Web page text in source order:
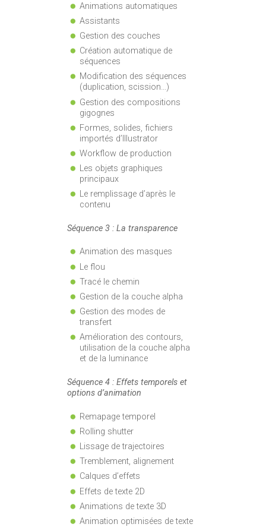
Animations automatiques
Assistants
Gestion des couches
Création automatique de
séquences
Modification des séquences
(duplication, scission…)
Gestion des compositions
gigognes
Formes, solides, fichiers
importés d’Illustrator
Workflow de production
Les objets graphiques
principaux
Le remplissage d’après le
contenu
Séquence 3 : La transparence
Animation des masques
Le flou
Tracé le chemin
Gestion de la couche alpha
Gestion des modes de
transfert
Amélioration des contours,
utilisation de la couche alpha
et de la luminance
Séquence 4 : Effets temporels et
options d’animation
Remapage temporel
Rolling shutter
Lissage de trajectoires
Tremblement, alignement
Calques d’effets
Effets de texte 2D
Animations de texte 3D
Animation optimisées de texte